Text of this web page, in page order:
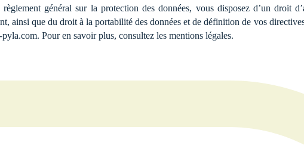
général sur la protection des données, vous disposez d’un droit
que du droit à la portabilité des données et de définition de vos
Pour en savoir plus, consultez les mentions légales.